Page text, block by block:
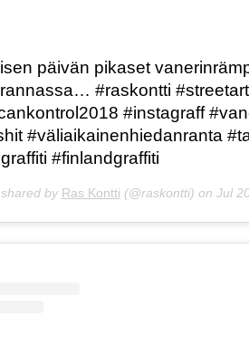
päivän pikaset
#raskontti
#instagraff
#väliaikainenhiedanranta
#finlandgraffiti
by Ras Kontti (@raskontti) on Jul